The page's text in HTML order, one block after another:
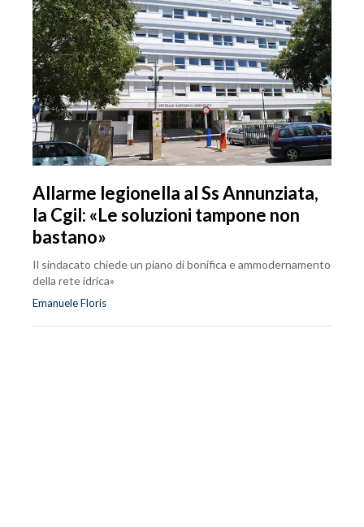
Allarme legionella al Ss Annunziata,
la Cgil: «Le soluzioni tampone non
bastano»
Il sindacato chiede un piano di bonifica e ammodernamento
della rete idrica»
Emanuele Floris